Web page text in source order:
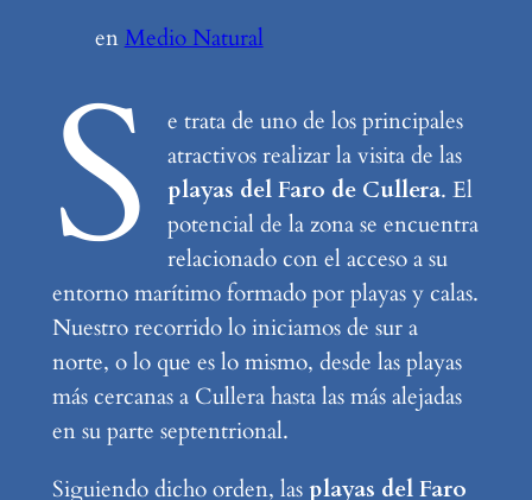
enMedio Natural
S
e trata de uno de los principales
atractivos realizar la visita de las
playas del Faro de Cullera. El
potencial de la zona se encuentra
relacionado con el acceso a su
entorno marítimo formado por playas y calas.
Nuestro recorrido lo iniciamos de sur a
norte, o lo que es lo mismo, desde las playas
más cercanas a Cullera hasta las más alejadas
en su parte septentrional.
Siguiendo dicho orden, lasplayas del Faro